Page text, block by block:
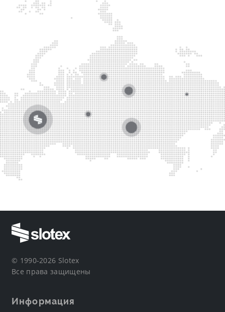
© 1990-2026 Slotex
Все права защищены
Информация